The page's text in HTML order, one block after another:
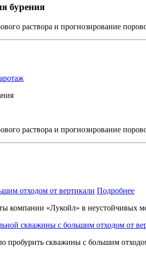
бурения
раствора и прогнозирование
раствора и прогнозирование
отходом от вертикали Подробнее
компании «Лукойл» в неустойчивых
скважины с большим отходом от
пробурить скважины с большим